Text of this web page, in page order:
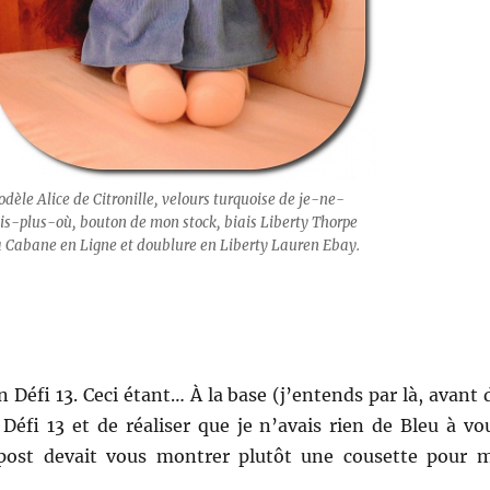
Alice de Citronille, velours turquoise de je-ne-
plus-où, bouton de mon stock, biais Liberty Thorpe
Cabane en Ligne et doublure en Liberty Lauren Ebay.
Défi 13. Ceci étant… À la base (j’entends par là, avant
13 et de réaliser que je n’avais rien de Bleu à
devait vous montrer plutôt une cousette pour